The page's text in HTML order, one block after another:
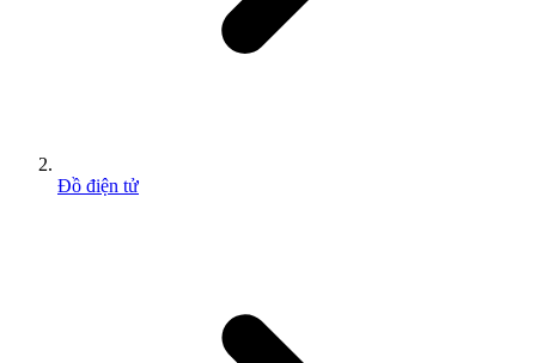
Đồ điện tử